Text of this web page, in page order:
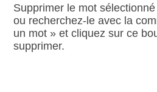
Supprimer le mot
ou recherchez‑le avec la
un mot » et cliquez sur ce
supprimer.